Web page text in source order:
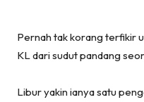
Pernah tak korang terfikir
KL dari sudut pandang
Libur yakin ianya satu